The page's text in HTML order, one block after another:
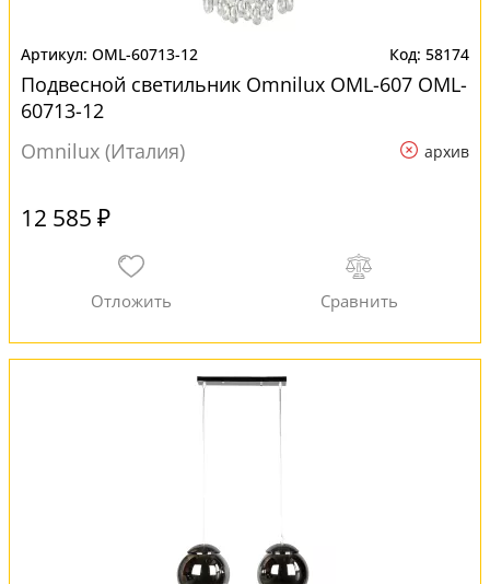
OML-60713-12 58174
Подвесной светильник Omnilux OML-607 OML-
60713-12
Omnilux (Италия)
архив
12 585 ₽